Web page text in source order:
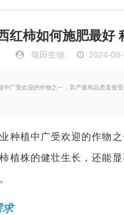
红柿如何施肥最好
颂田生物 2024-
中广受欢迎的作物之一，其产量和品质直接
植中广受欢迎的作物之
植株的健壮生长，还能
求